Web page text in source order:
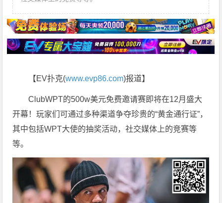
【EV扑克(www.evp86.com)报道】
ClubWPT的500w美元免费邀请赛即将在12月盛大
开幕！玩家们可通过多种渠道争夺珍贵的“黄金通行证”，
其中包括WPT大使的抽奖活动，社交媒体上的竞赛等
等。